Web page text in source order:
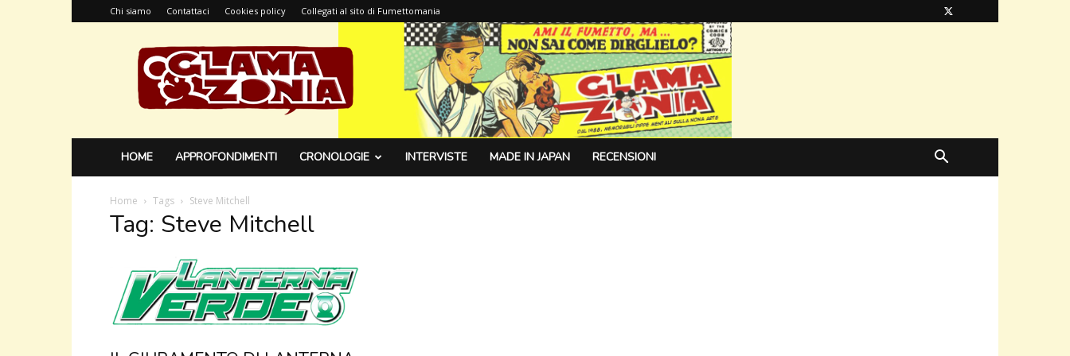
Chi siamo Contattaci Cookies policy Collegati al sito di Fumettomania
Glamazonia,
il
blog
HOME APPROFONDIMENTI CRONOLOGIE INTERVISTE MADE IN JAPAN RECENSIONI
Home Tags Steve Mitchell
Tag: Steve Mitchell